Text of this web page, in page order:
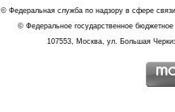
© Федеральная служба по надзору в сфере
© Федеральное государственное
107553, Москва, ул. Большая